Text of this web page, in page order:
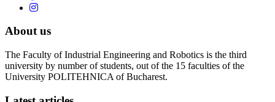
About us
The Faculty of Industrial Engineering and Robotics is the third
university by number of students, out of the 15 faculties of the
University POLITEHNICA of Bucharest.